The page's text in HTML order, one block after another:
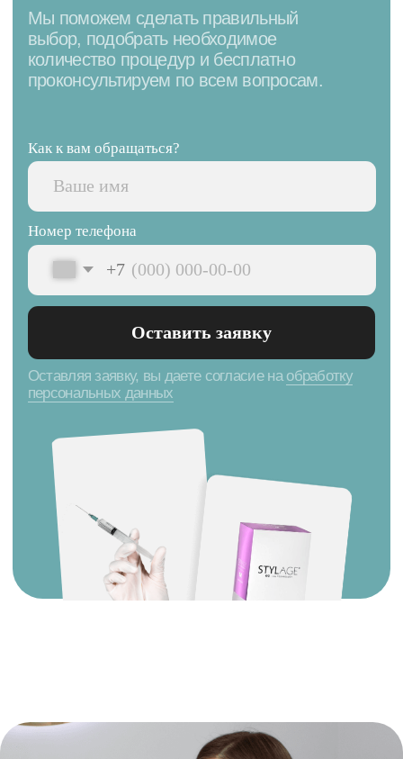
Купить сертификат
Благодарность
клиентов — лучший
показатель качества
нашей работы